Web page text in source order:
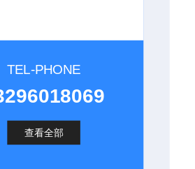
TEL-PHONE
查看全部